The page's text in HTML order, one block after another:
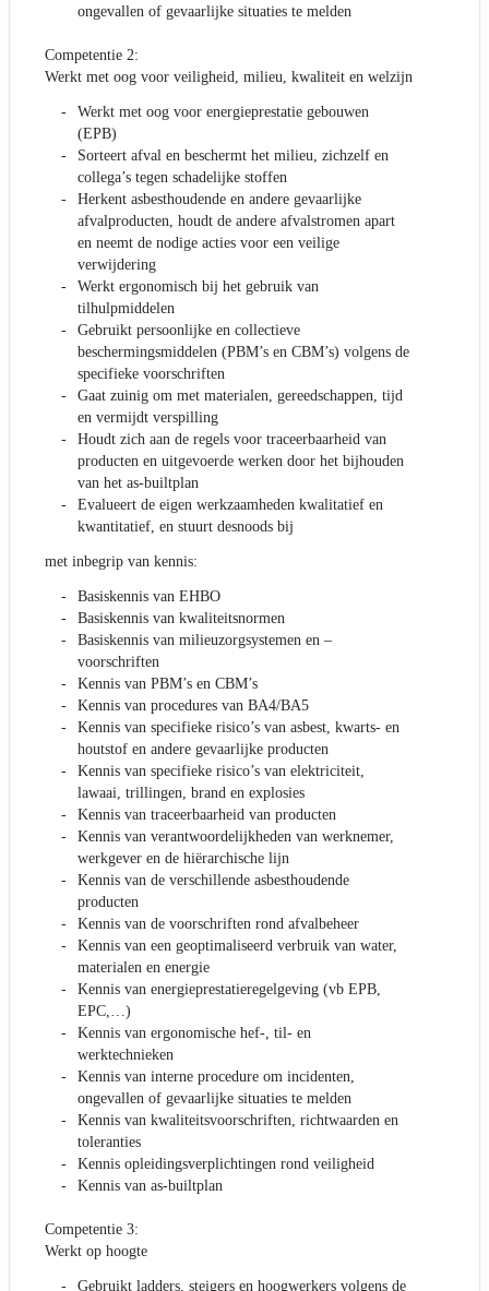
ongevallen of gevaarlijke situaties te melden
Competentie 2:
Werkt met oog voor veiligheid, milieu, kwaliteit en welzijn
Werkt met oog voor energieprestatie gebouwen
(EPB)
Sorteert afval en beschermt het milieu, zichzelf en
collega’s tegen schadelijke stoffen
Herkent asbesthoudende en andere gevaarlijke
afvalproducten, houdt de andere afvalstromen apart
en neemt de nodige acties voor een veilige
verwijdering
Werkt ergonomisch bij het gebruik van
tilhulpmiddelen
Gebruikt persoonlijke en collectieve
beschermingsmiddelen (PBM’s en CBM’s) volgens de
specifieke voorschriften
Gaat zuinig om met materialen, gereedschappen, tijd
en vermijdt verspilling
Houdt zich aan de regels voor traceerbaarheid van
producten en uitgevoerde werken door het bijhouden
van het as-builtplan
Evalueert de eigen werkzaamheden kwalitatief en
kwantitatief, en stuurt desnoods bij
met inbegrip van kennis:
Basiskennis van EHBO
Basiskennis van kwaliteitsnormen
Basiskennis van milieuzorgsystemen en –
voorschriften
Kennis van PBM’s en CBM’s
Kennis van procedures van BA4/BA5
Kennis van specifieke risico’s van asbest, kwarts- en
houtstof en andere gevaarlijke producten
Kennis van specifieke risico’s van elektriciteit,
lawaai, trillingen, brand en explosies
Kennis van traceerbaarheid van producten
Kennis van verantwoordelijkheden van werknemer,
werkgever en de hiërarchische lijn
Kennis van de verschillende asbesthoudende
producten
Kennis van de voorschriften rond afvalbeheer
Kennis van een geoptimaliseerd verbruik van water,
materialen en energie
Kennis van energieprestatieregelgeving (vb EPB,
EPC,…)
Kennis van ergonomische hef-, til- en
werktechnieken
Kennis van interne procedure om incidenten,
ongevallen of gevaarlijke situaties te melden
Kennis van kwaliteitsvoorschriften, richtwaarden en
toleranties
Kennis opleidingsverplichtingen rond veiligheid
Kennis van as-builtplan
Competentie 3:
Werkt op hoogte
Gebruikt ladders, steigers en hoogwerkers volgens de